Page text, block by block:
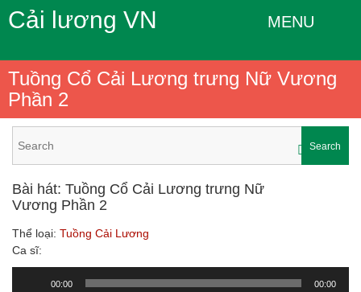
Cải lương VN MENU
Tuồng Cổ Cải Lương trưng Nữ Vương
Phần 2
Search
Bài hát: Tuồng Cổ Cải Lương trưng Nữ
Vương Phần 2
Thể loại: Tuồng Cải Lương
Ca sĩ:
00:00 00:00